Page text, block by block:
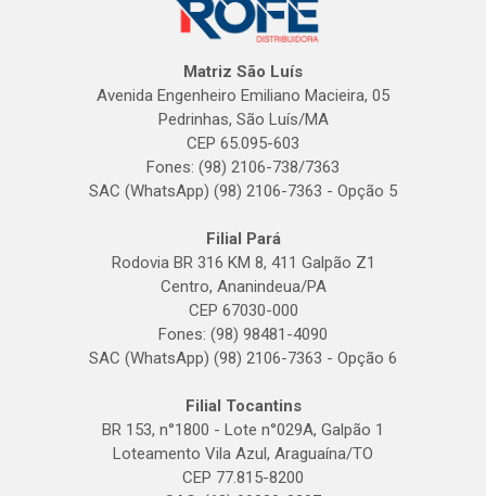
Matriz São Luís
Avenida Engenheiro Emiliano Macieira, 05
Pedrinhas, São Luís/MA
CEP 65.095-603
Fones: (98) 2106-738/7363
SAC (WhatsApp) (98) 2106-7363 - Opção 5
Filial Pará
Rodovia BR 316 KM 8, 411 Galpão Z1
Centro, Ananindeua/PA
CEP 67030-000
Fones: (98) 98481-4090
SAC (WhatsApp) (98) 2106-7363 - Opção 6
Filial Tocantins
BR 153, n°1800 - Lote n°029A, Galpão 1
Loteamento Vila Azul, Araguaína/TO
CEP 77.815-8200